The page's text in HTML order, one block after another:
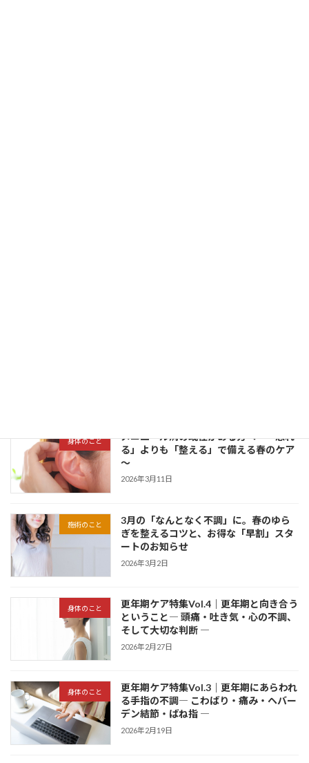
身体のこと
メニエール病の既往がある方へ～「恐れ
る」よりも「整える」で備える春のケア
～
2026年3月11日
施術のこと
3月の「なんとなく不調」に。春のゆら
ぎを整えるコツと、お得な「早割」スタ
ートのお知らせ
2026年3月2日
身体のこと
更年期ケア特集Vol.4｜更年期と向き合う
ということ― 頭痛・吐き気・心の不調、
そして大切な判断 ―
2026年2月27日
身体のこと
更年期ケア特集Vol.3｜更年期にあらわれ
る手指の不調― こわばり・痛み・ヘバー
デン結節・ばね指 ―
2026年2月19日